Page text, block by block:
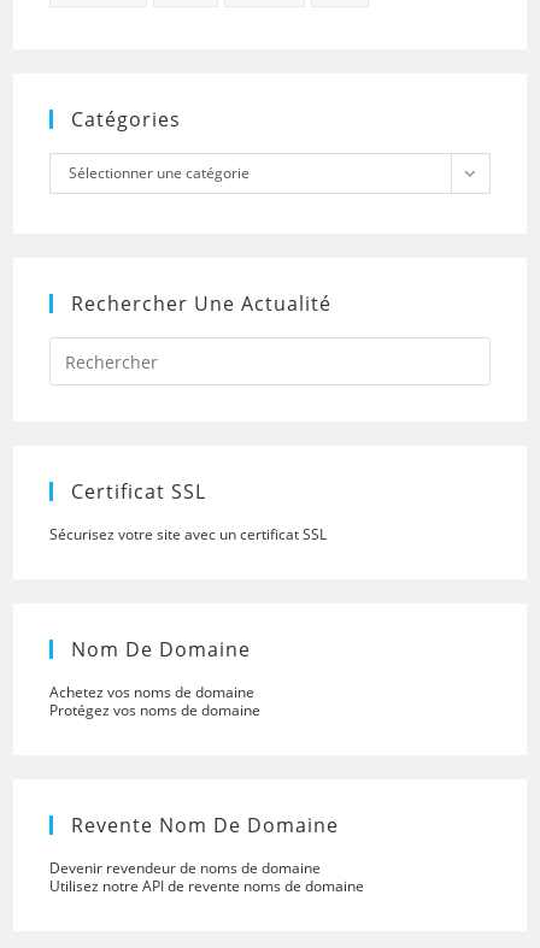
Catégories
Catégories
Sélectionner une catégorie
Rechercher Une Actualité
Press
to
Certificat SSL
Sécurisez votre site avec un certificat SSL
Nom De Domaine
Achetez vos noms de domaine
Protégez vos noms de domaine
Revente Nom De Domaine
Devenir revendeur de noms de domaine
Utilisez notre API de revente noms de domaine